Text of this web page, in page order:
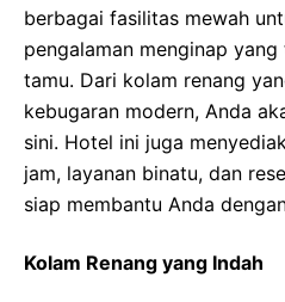
berbagai fasilitas mewah
pengalaman menginap
tamu. Dari kolam renang
kebugaran modern, Anda
sini. Hotel ini juga
jam, layanan binatu, dan
siap membantu Anda
Kolam Renang yang Indah